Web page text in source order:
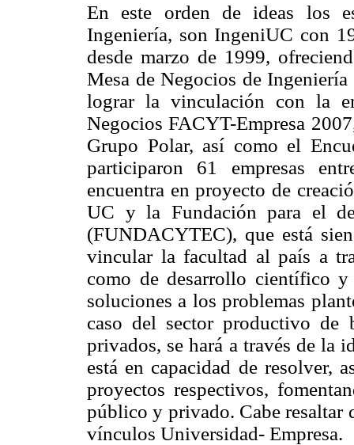
En este orden de ideas los
Ingeniería, son IngeniUC con
desde marzo de 1999,
Mesa de Negocios de
lograr la vinculación con la
Negocios FACYT-Empresa
Grupo Polar, así como el
participaron 61 empresas
encuentra en proyecto de
UC y la Fundación para el
(FUNDACYTEC), que está
vincular la facultad al país a
como de desarrollo científico
soluciones a los problemas
caso del sector productivo de
privados, se hará a través de la
está en capacidad de resolver,
proyectos respectivos,
público y privado. Cabe resaltar
vínculos Universidad- Empresa.